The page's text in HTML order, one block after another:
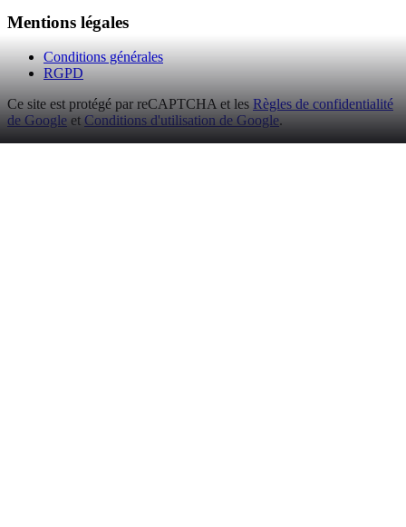
Mentions légales
Conditions générales
RGPD
Ce site est protégé par reCAPTCHA et les Règles de confidentialité
de Google etConditions d'utilisation de Google.